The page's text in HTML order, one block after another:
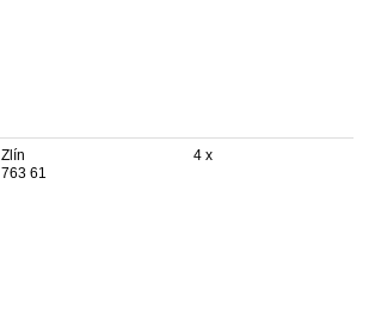
Zlín
763 61
4 x